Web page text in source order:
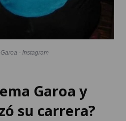
- Instagram
Garoa y
su carrera?